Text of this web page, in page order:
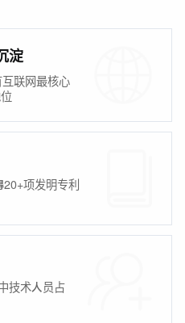
淀
联网最核心
项发明专利
技术人员占